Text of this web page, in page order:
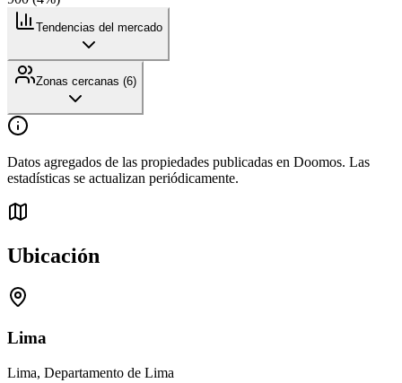
Tendencias del mercado
Zonas cercanas (6)
Datos agregados de las propiedades publicadas en Doomos. Las
estadísticas se actualizan periódicamente.
Ubicación
Lima
Lima, Departamento de Lima